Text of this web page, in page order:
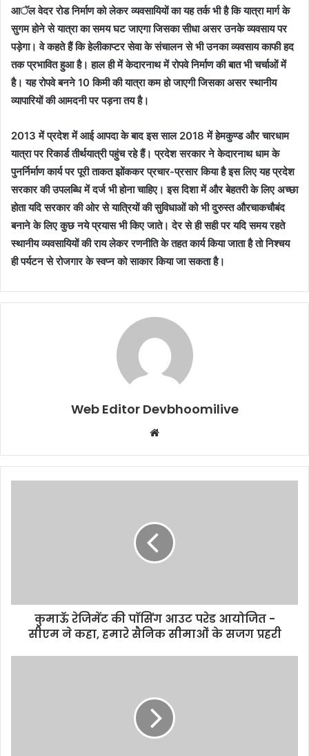
आॅल वेदर रोड निर्माण को लेकर व्यवसायियों का यह तर्क भी है कि यात्रा मार्ग के
सुगम होने से यात्रा का समय घट जाएगा जिसका सीधा असर उनके व्यवसाय पर
पड़ेगा। वे कहते हैं कि हेलीकाप्टर सेवा के संचालन से भी उनका व्यवसाय काफी हद
तक प्रभावित हुआ है। हाल ही में केदारनाथ में रोपवे निर्माण की बात भी चर्चाओं में
है। यह रोपवे बनने 10 किमी की यात्रा कम हो जाएगी जिसका असर स्थानीय
व्यापारियों की आमदनी पर पड़ना तय है।
2013 में प्रदेश में आई आपदा के बाद इस साल 2018 में हेमकुण्ड और चारधाम
यात्रा पर रिकार्ड तीर्थयात्री पहुंच रहे हैं। प्रदेश सरकार ने केदारनाथ धाम के
पुनर्निर्माण कार्य पर पूरी ताकत झोंककर प्रचार-प्रसार किया है इस लिए यह प्रदेश
सरकार की उपलब्धि में दर्ज भी होना चाहिए। इस दिशा में और बेहतरी के लिए अच्छा
होता यदि सरकार की ओर से यात्रियों की सुविधाओं को भी दुरुस्त औरचाकचौबंद
बनाने के लिए कुछ नये प्रयास भी किए जाते। देर से ही सही पर यदि समय रहते
स्थानीय व्यवसायियों की राय लेकर रणनीति के तहत कार्य किया जाता है तो निश्चय
ही पर्यटन से रोजगार के स्वप्न को साकार किया जा सकता है।
Web Editor Devbhoomilive
Website
कुमाऊॅ रेजिमेंट की पाॅसिंग आउट परेड आयोजित -
सीएम ने कहा, हमारे सैनिक सीमाओं के सजग प्रहरी